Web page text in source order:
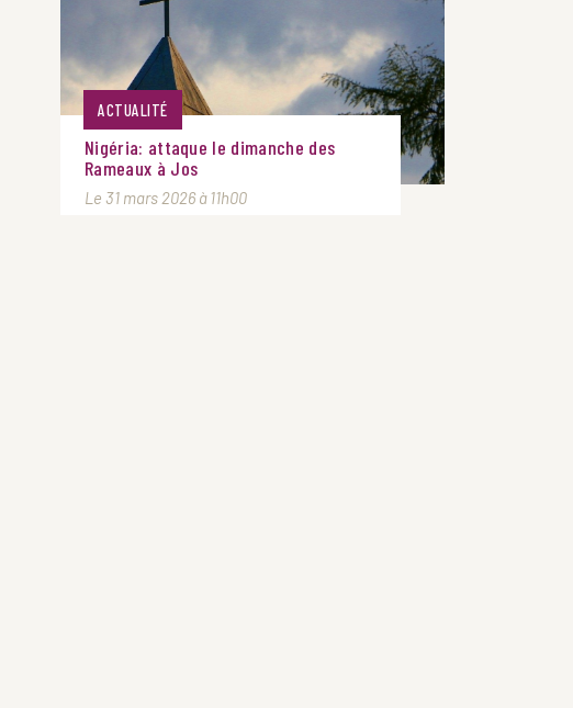
ACTUALITÉ
Nigéria: attaque le dimanche des
Rameaux à Jos
Le 31 mars 2026 à 11h00